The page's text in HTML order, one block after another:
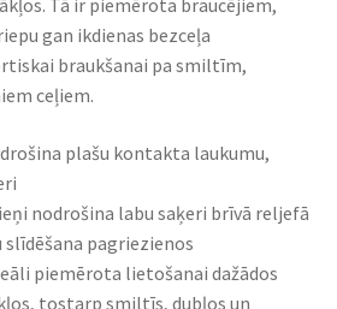
Tā ir piemērota braucējiem,
gan ikdienas bezceļa
braukšanai pa smiltīm,
ceļiem.​
plašu kontakta laukumu,
nodrošina labu saķeri brīvā reljefā
slīdēšana pagriezienos
piemērota lietošanai dažādos
tostarp smiltīs, dubļos un